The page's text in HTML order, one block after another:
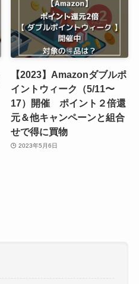
【2023】Amazonダブルポ
イントウィーク（5/11〜
17）開催 ポイント２倍還
元＆他キャンペーンと組合
せで得に買物
2023年5月6日